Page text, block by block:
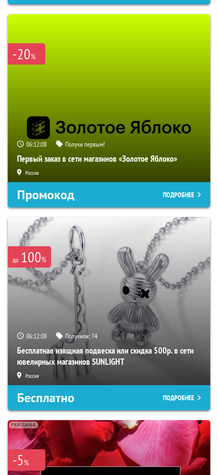
-20%
06:12:07 Получи первым!
Первый заказ в сети магазинов «Золотое Яблоко»
Россия
Промокод ПОДРОБНЕЕ
до 100%
06:12:07 Получили:74
Бесплатная изящная подвеска или скидка 500р. в сети
ювелирных магазинов SUNLIGHT
Россия
Бесплатно ПОДРОБНЕЕ
-5%